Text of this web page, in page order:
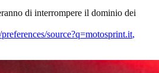
di interrompere il dominio dei
source?q=motosprint.it,